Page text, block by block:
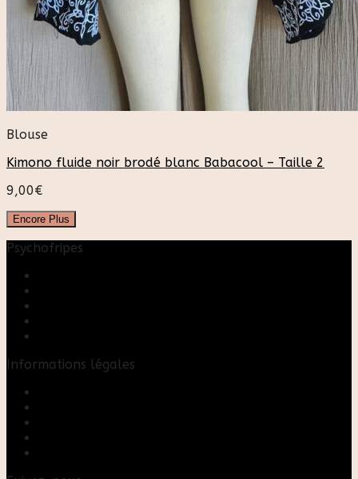
Blouse
Kimono fluide noir brodé blanc Babacool – Taille 2
9,00€
Encore Plus
Psychofripes
Informations légales